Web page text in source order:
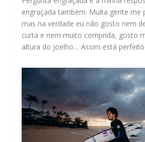
engraçada também. Muita gente me
mas na verdade eu não gosto nem
curta e nem muito comprida, gosto
altura do joelho… Assim está perfeito